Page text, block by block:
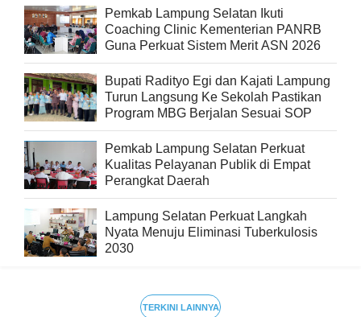
Pemkab Lampung Selatan Ikuti
Coaching Clinic Kementerian PANRB
Guna Perkuat Sistem Merit ASN 2026
Bupati Radityo Egi dan Kajati Lampung
Turun Langsung Ke Sekolah Pastikan
Program MBG Berjalan Sesuai SOP
Pemkab Lampung Selatan Perkuat
Kualitas Pelayanan Publik di Empat
Perangkat Daerah
Lampung Selatan Perkuat Langkah
Nyata Menuju Eliminasi Tuberkulosis
2030
TERKINI LAINNYA